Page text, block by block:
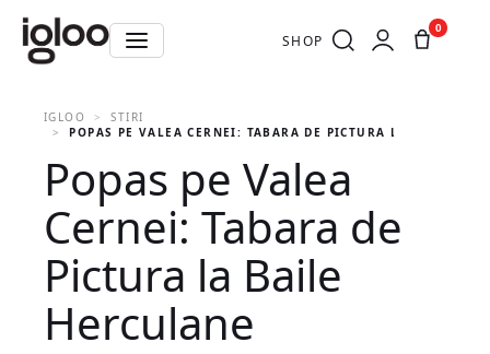
SHOP
0
IGLOO
STIRI
POPAS PE VALEA CERNEI: TABARA DE PICTURA LA BAILE
Popas pe Valea
Cernei: Tabara de
Pictura la Baile
Herculane